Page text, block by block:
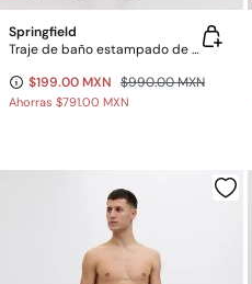
Springfield
Traje de baño estampado de mosaico
$199.00 MXN $990.00 MXN
Ahorras $791.00 MXN